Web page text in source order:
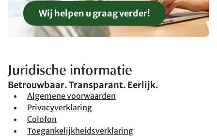
Wij helpen u graag verder!
Juridische informatie
Betrouwbaar. Transparant. Eerlijk.
Algemene voorwaarden
Privacyverklaring
Colofon
Toegankelijkheidsverklaring